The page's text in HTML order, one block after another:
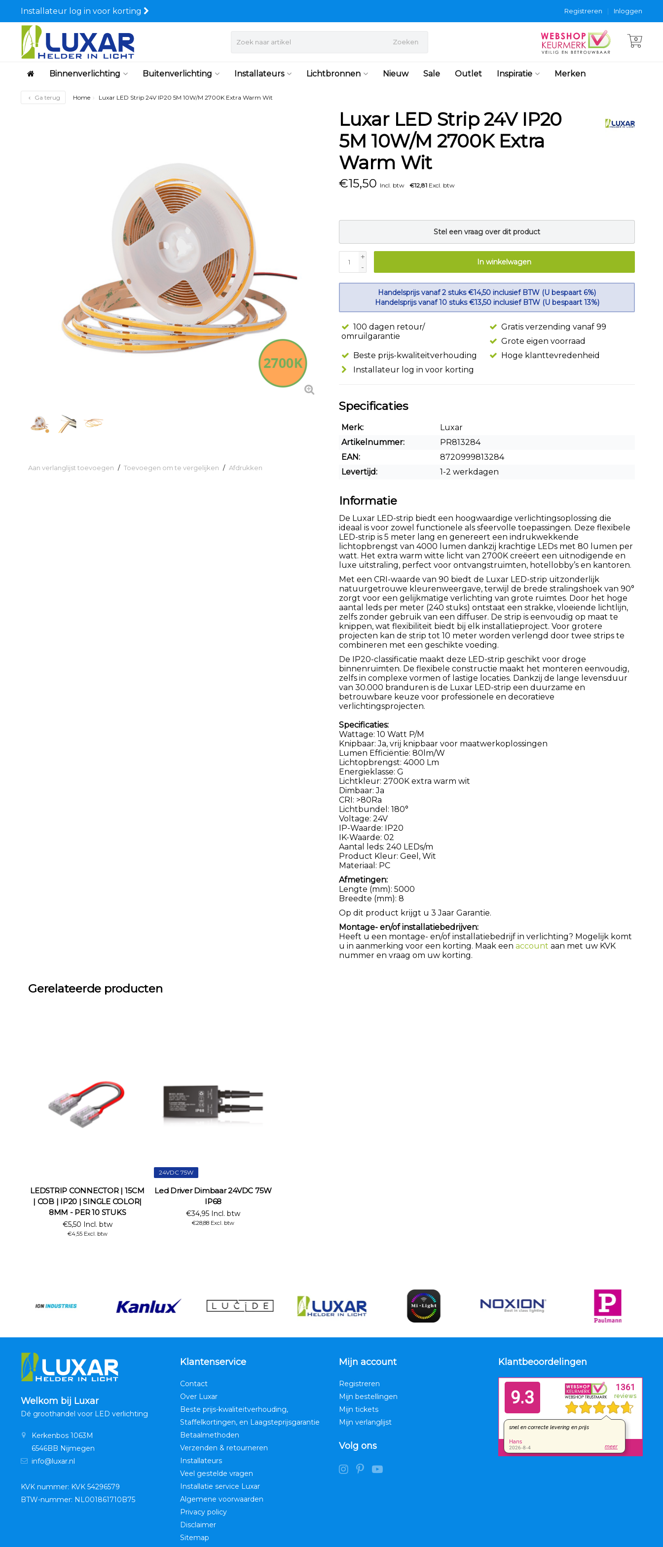
Installateur log in voor korting Inloggen
|
Registreren
Zoeken 0
Binnenverlichting Buitenverlichting Installateurs Lichtbronnen Nieuw Sale Outlet Inspiratie Merken
Ga terug Home Luxar LED Strip 24V IP20 5M 10W/M 2700K Extra Warm Wit
Aan verlanglijst toevoegen / Toevoegen om te vergelijken / Afdrukken
Luxar LED Strip 24V IP20
5M 10W/M 2700K Extra
Warm Wit
€15,50 Incl. btw €12,81 Excl. btw
Stel een vraag over dit product
+
-
In winkelwagen
Handelsprijs vanaf 2 stuks €14,50 inclusief BTW (U bespaart 6%)
Handelsprijs vanaf 10 stuks €13,50 inclusief BTW (U bespaart 13%)
100 dagen retour/
omruilgarantie
Gratis verzending vanaf 99
Grote eigen voorraad
Beste prijs-kwaliteitverhouding
Hoge klanttevredenheid
Installateur log in voor korting
Specificaties
Merk:
Luxar
Artikelnummer:
PR813284
EAN:
8720999813284
Levertijd:
1-2 werkdagen
Informatie
De Luxar LED-strip biedt een hoogwaardige verlichtingsoplossing die
ideaal is voor zowel functionele als sfeervolle toepassingen. Deze flexibele
LED-strip is 5 meter lang en genereert een indrukwekkende
lichtopbrengst van 4000 lumen dankzij krachtige LEDs met 80 lumen per
watt. Het extra warm witte licht van 2700K creëert een uitnodigende en
luxe uitstraling, perfect voor ontvangstruimten, hotellobby’s en kantoren.
Met een CRI-waarde van 90 biedt de Luxar LED-strip uitzonderlijk
natuurgetrouwe kleurenweergave, terwijl de brede stralingshoek van 90°
zorgt voor een gelijkmatige verlichting van grote ruimtes. Door het hoge
aantal leds per meter (240 stuks) ontstaat een strakke, vloeiende lichtlijn,
zelfs zonder gebruik van een diffuser. De strip is eenvoudig op maat te
knippen, wat flexibiliteit biedt bij elk installatieproject. Voor grotere
projecten kan de strip tot 10 meter worden verlengd door twee strips te
combineren met een geschikte voeding.
De IP20-classificatie maakt deze LED-strip geschikt voor droge
binnenruimten. De flexibele constructie maakt het monteren eenvoudig,
zelfs in complexe vormen of lastige locaties. Dankzij de lange levensduur
van 30.000 branduren is de Luxar LED-strip een duurzame en
betrouwbare keuze voor professionele en decoratieve
verlichtingsprojecten.
Specificaties:
Wattage: 10 Watt P/M
Knipbaar: Ja, vrij knipbaar voor maatwerkoplossingen
Lumen Efficiëntie: 80lm/W
Lichtopbrengst: 4000 Lm
Energieklasse: G
Lichtkleur: 2700K extra warm wit
Dimbaar: Ja
CRI: >80Ra
Lichtbundel: 180°
Voltage: 24V
IP-Waarde: IP20
IK-Waarde: 02
Aantal leds: 240 LEDs/m
Product Kleur: Geel, Wit
Materiaal: PC
Afmetingen:
Lengte (mm): 5000
Breedte (mm): 8
Op dit product krijgt u 3 Jaar Garantie.
Montage- en/of installatiebedrijven:
Heeft u een montage- en/of installatiebedrijf in verlichting? Mogelijk komt
u in aanmerking voor een korting. Maak een account aan met uw KVK
nummer en vraag om uw korting.
Gerelateerde producten
LEDSTRIP CONNECTOR | 15CM
| COB | IP20 | SINGLE COLOR|
8MM - PER 10 STUKS
€5,50 Incl. btw
€4,55 Excl. btw
24VDC 75W
Led Driver Dimbaar 24VDC 75W
IP68
€34,95 Incl. btw
€28,88 Excl. btw
Welkom bij Luxar
Dé groothandel voor LED verlichting
Kerkenbos 1063M
6546BB Nijmegen
info@luxar.nl
KVK nummer: KVK 54296579
BTW-nummer: NL001861710B75
Klantenservice
Contact
Over Luxar
Beste prijs-kwaliteitverhouding,
Staffelkortingen, en Laagsteprijsgarantie
Betaalmethoden
Verzenden & retourneren
Installateurs
Veel gestelde vragen
Installatie service Luxar
Algemene voorwaarden
Privacy policy
Disclaimer
Sitemap
Mijn account
Registreren
Mijn bestellingen
Mijn tickets
Mijn verlanglijst
Volg ons
Klantbeoordelingen